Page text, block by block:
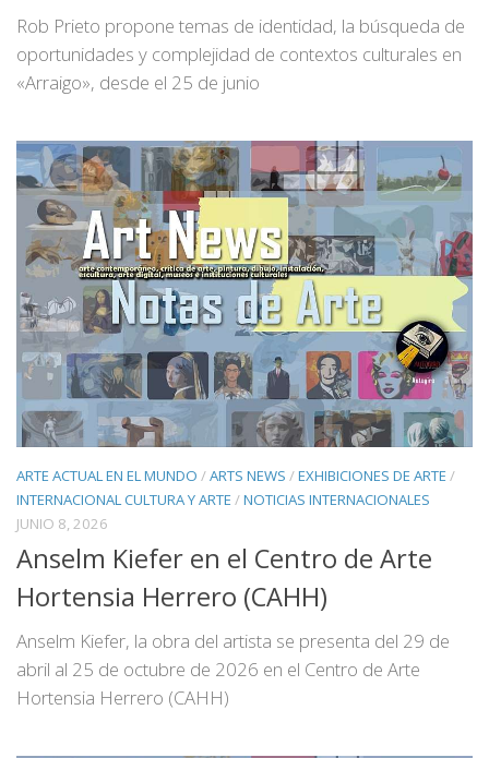
Rob Prieto propone temas de identidad, la búsqueda de
oportunidades y complejidad de contextos culturales en
«Arraigo», desde el 25 de junio
ARTE ACTUAL EN EL MUNDO /ARTS NEWS /EXHIBICIONES DE ARTE /
INTERNACIONAL CULTURA Y ARTE /NOTICIAS INTERNACIONALES
JUNIO 8, 2026
Anselm Kiefer en el Centro de Arte
Hortensia Herrero (CAHH)
Anselm Kiefer, la obra del artista se presenta del 29 de
abril al 25 de octubre de 2026 en el Centro de Arte
Hortensia Herrero (CAHH)